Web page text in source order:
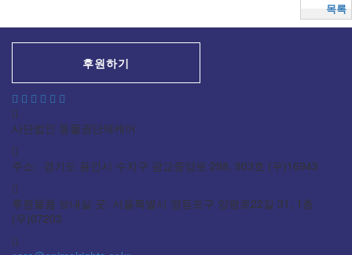
목록
후원하기
사단법인 동물권단체케어
주소: 경기도 용인시 수지구 광교중앙로 298, 903호 (우)16943
후원물품 보내실 곳: 서울특별시 영등포구 양평로22길 31, 1층
(우)07203